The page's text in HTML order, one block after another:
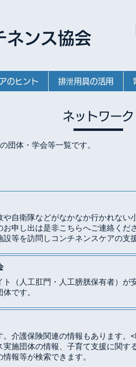
ネンス協会
のヒント 排泄用具の活用
ネットワーク
団体・学会等一覧です。
自衛隊などがなかなか行かれな
申し出は是非こちらへご連絡く
等を訪問しコンチネンスケアの支
（人工肛門・人工膀胱保有者）
です。
介護保険関連の情報もあります。
施団体の情報、子育て支援に関す
報等が検索できます。